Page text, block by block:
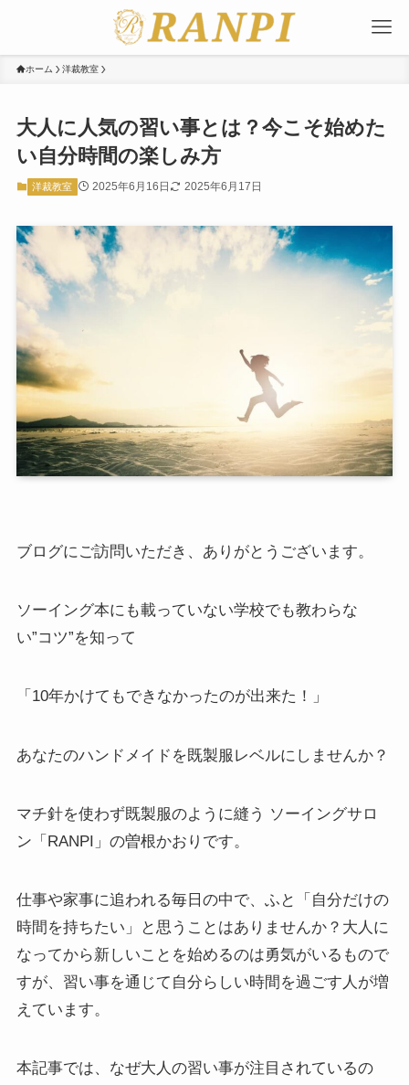
ホーム 洋裁教室
大人に人気の習い事とは？今こそ始めた
い自分時間の楽しみ方
洋裁教室 2025年6月16日 2025年6月17日
ブログにご訪問いただき、ありがとうございます。
ソーイング本にも載っていない学校でも教わらな
い”コツ”を知って
「10年かけてもできなかったのが出来た！」
あなたのハンドメイドを既製服レベルにしませんか？
マチ針を使わず既製服のように縫う ソーイングサロ
ン「RANPI」の曽根かおりです。
仕事や家事に追われる毎日の中で、ふと「自分だけの
時間を持ちたい」と思うことはありませんか？大人に
なってから新しいことを始めるのは勇気がいるもので
すが、習い事を通じて自分らしい時間を過ごす人が増
えています。
本記事では、なぜ大人の習い事が注目されているの